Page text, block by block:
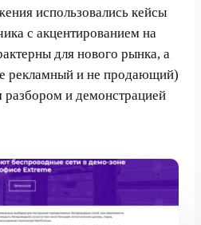
использовались кейсы
с акцентированием на
для нового рынка, а
рекламный и не продающий)
разбором и демонстрацией